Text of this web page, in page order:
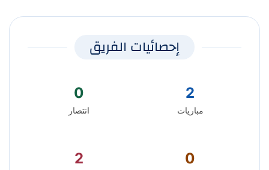
إحصائيات الفريق
2
مباريات
0
انتصار
0
2